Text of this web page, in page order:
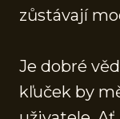
zůstávají
Je dobré
kľuček by